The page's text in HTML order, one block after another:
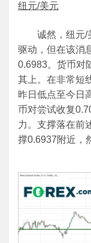
纽元/美元
诚然，纽元/
驱动，但在该消
0.6983。货币对
其上。在非常短
昨日低点至今日
币对尝试收复
力。支撑落在前
撑0.6937附近，